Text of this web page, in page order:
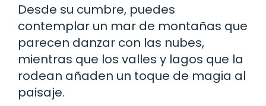
Desde su cumbre, puedes
contemplar un mar de montañas que
parecen danzar con las nubes,
mientras que los valles y lagos que la
rodean añaden un toque de magia al
paisaje.